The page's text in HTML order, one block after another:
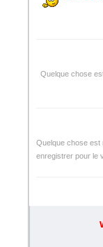
Quelque chose
Quelque chose est
enregistrer pour le